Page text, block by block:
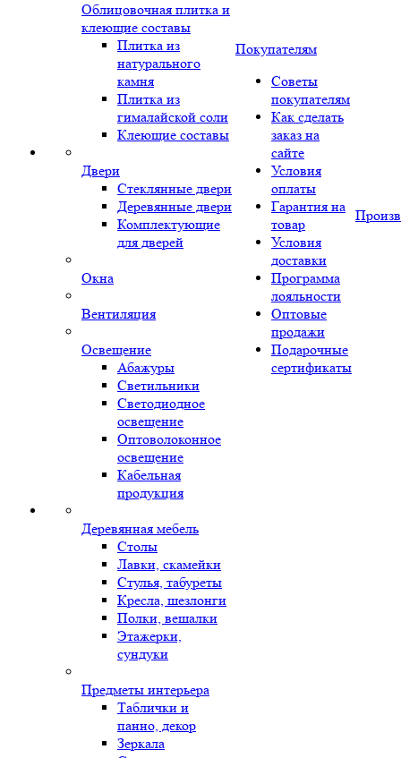
Облицовочная плитка и
клеющие составы
Плитка из
натурального
камня
Плитка из
гималайской соли
Клеющие составы
Двери
Стеклянные двери
Деревянные двери
Комплектующие
для дверей
Окна
Вентиляция
Освещение
Абажуры
Светильники
Светодиодное
освещение
Оптоволоконное
освещение
Кабельная
продукция
Деревянная мебель
Столы
Лавки, скамейки
Стулья, табуреты
Кресла, шезлонги
Полки, вешалки
Этажерки,
сундуки
Предметы интерьера
Таблички и
панно, декор
Зеркала
Покупателям
Советы
покупателям
Как сделать
заказ на
сайте
Условия
оплаты
Гарантия на
товар
Условия
доставки
Программа
лояльности
Оптовые
продажи
Подарочные
сертификаты